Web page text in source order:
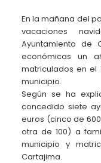
En la mañana del
vacaciones
Ayuntamiento de
económicas un
matriculados en el
municipio.
Según se ha
concedido siete
euros (cinco de
otra de 100) a
municipio y
Cartajima.